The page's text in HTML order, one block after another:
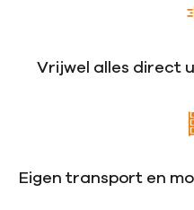
Vrijwel alles direct
Eigen transport en